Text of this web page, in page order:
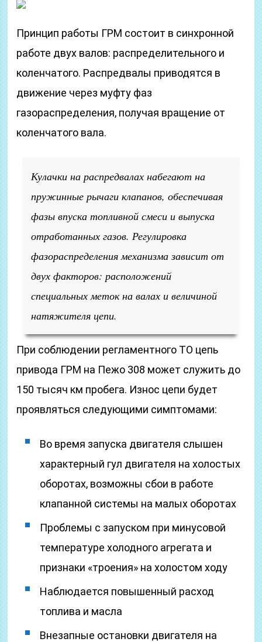
Принцип работы ГРМ состоит в синхронной
работе двух валов: распределительного и
коленчатого. Распредвалы приводятся в
движение через муфту фаз
газораспределения, получая вращение от
коленчатого вала.
Кулачки на распредвалах набегают на
пружинные рычаги клапанов, обеспечивая
фазы впуска топливной смеси и выпуска
отработанных газов. Регулировка
фазораспределения механизма зависит от
двух факторов: расположений
специальных меток на валах и величиной
натяжителя цепи.
При соблюдении регламентного ТО цепь
привода ГРМ на Пежо 308 может служить до
150 тысяч км пробега. Износ цепи будет
проявляться следующими симптомами:
Во время запуска двигателя слышен
характерный гул двигателя на холостых
оборотах, возможны сбои в работе
клапанной системы на малых оборотах
Проблемы с запуском при минусовой
температуре холодного агрегата и
признаки «троения» на холостом ходу
Наблюдается повышенный расход
топлива и масла
Внезапные остановки двигателя на